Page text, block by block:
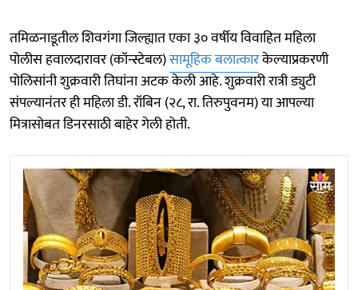
तमिळनाडूतील शिवगंगा जिल्ह्यात एका ३० वर्षीय विवाहित महिला
पोलीस हवालदारावर (कॉन्स्टेबल)सामूहिक बलात्कारकेल्याप्रकरणी
पोलिसांनी शुक्रवारी तिघांना अटक केली आहे. शुक्रवारी रात्री ड्युटी
संपल्यानंतर ही महिला डी. रॉबिन (२८, रा. तिरुपुवनम) या आपल्या
मित्रासोबत डिनरसाठी बाहेर गेली होती.